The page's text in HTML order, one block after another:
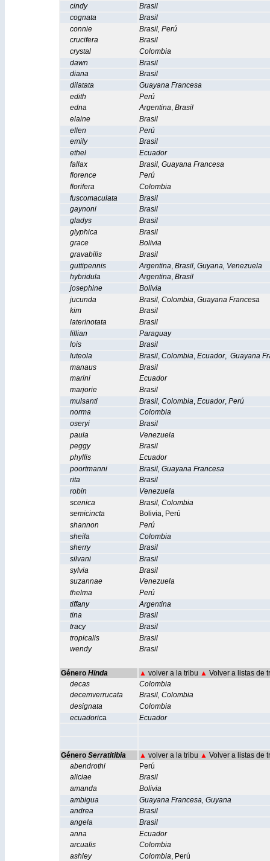
cindy
Brasil
cognata
Brasil
connie
Brasil, Perú
crucifera
Brasil
crystal
Colombia
dawn
Brasil
diana
Brasil
dilatata
Guayana Francesa
edith
Perú
edna
Argentina, Brasil
elaine
Brasil
ellen
Perú
emily
Brasil
ethel
Ecuador
fallax
Brasil, Guayana Francesa
florence
Perú
florifera
Colombia
fuscomaculata
Brasil
gaynoni
Brasil
gladys
Brasil
glyphica
Brasil
grace
Bolivia
gravabilis
Brasil
guttipennis
Argentina, Brasil, Guyana, Venezuela
hybridula
Argentina, Brasil
josephine
Bolivia
jucunda
Brasil, Colombia, Guayana Francesa
kim
Brasil
laterinotata
Brasil
lillian
Paraguay
lois
Brasil
luteola
Brasil, Colombia, Ecuador, Guayana
manaus
Brasil
marini
Ecuador
marjorie
Brasil
mulsanti
Brasil, Colombia, Ecuador, Perú
norma
Colombia
oseryi
Brasil
paula
Venezuela
peggy
Brasil
phyllis
Ecuador
poortmanni
Brasil, Guayana Francesa
rita
Brasil
robin
Venezuela
scenica
Brasil, Colombia
semicincta
Bolivia, Perú
shannon
Perú
sheila
Colombia
sherry
Brasil
silvani
Brasil
sylvia
Brasil
suzannae
Venezuela
thelma
Perú
tiffany
Argentina
tina
Brasil
tracy
Brasil
tropicalis
Brasil
wendy
Brasil
Género Hinda ▲ volver a la tribu ▲ Volver a listas de
decas
Colombia
decemverrucata
Brasil, Colombia
designata
Colombia
ecuadorica Ecuador
Género Serratitibia ▲ volver a la tribu ▲ Volver a listas de
abendrothi
Perú
aliciae
Brasil
amanda
Bolivia
ambigua
Guayana Francesa, Guyana
andrea
Brasil
angela
Brasil
anna
Ecuador
arcualis
Colombia
ashley
Colombia, Perú